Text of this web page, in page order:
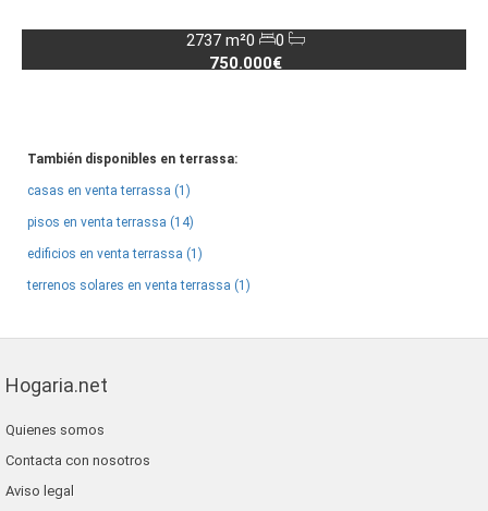
2737 m²0
0
750.000€
También disponibles en terrassa:
casas en venta terrassa (1)
pisos en venta terrassa (14)
edificios en venta terrassa (1)
terrenos solares en venta terrassa (1)
Hogaria.net
Quienes somos
Contacta con nosotros
Aviso legal